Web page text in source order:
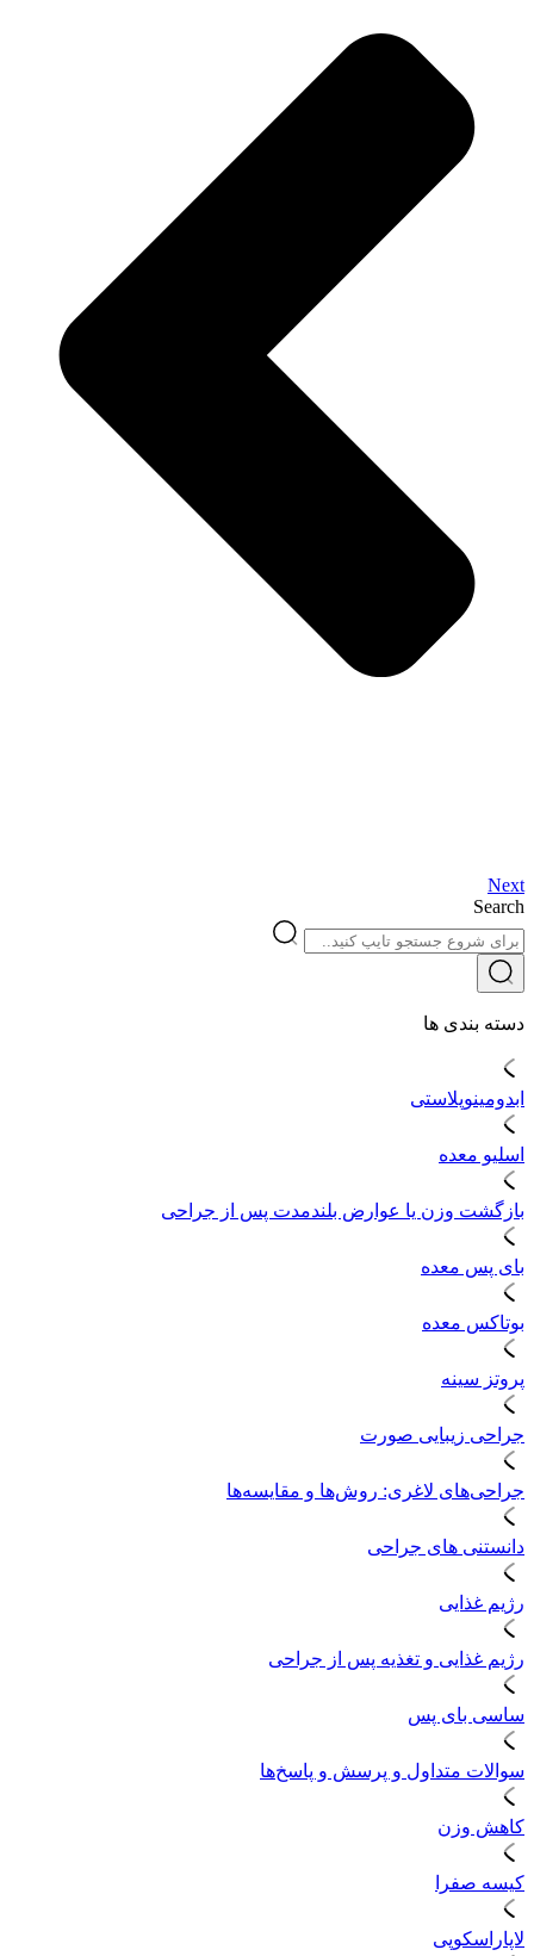
Next
Search
دسته بندی ها
ابدومینوپلاستی
اسلیو معده
بازگشت وزن یا عوارض بلندمدت پس از جراحی
بای پس معده
بوتاکس معده
پروتز سینه
جراحی زیبایی صورت
جراحی‌های لاغری: روش‌ها و مقایسه‌ها
دانستنی های جراحی
رژیم غذایی
رژیم غذایی و تغذیه پس از جراحی
ساسی بای پس
سوالات متداول و پرسش و پاسخ‌ها
کاهش وزن
کیسه صفرا
لاپاراسکوپی